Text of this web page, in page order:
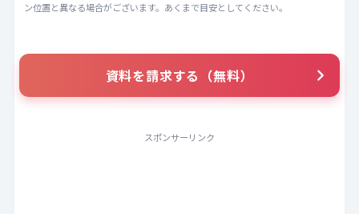
ン位置と異なる場合がございます。あくまで目安としてください。
資料を請求する（無料）
スポンサーリンク